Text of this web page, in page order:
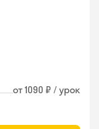
от 1090 ₽ / урок